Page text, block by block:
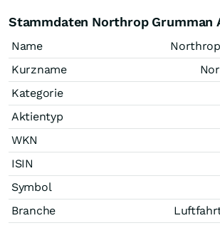
Stammdaten Northrop Grumman
Name
Kurzname
Kategorie
Aktientyp
WKN
ISIN
Symbol
Branche